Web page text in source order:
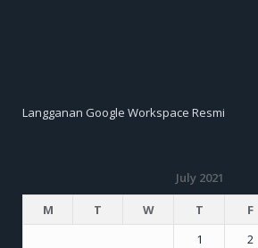
Langganan Google Workspace Resmi
July 2021
M
T W T F
1
2